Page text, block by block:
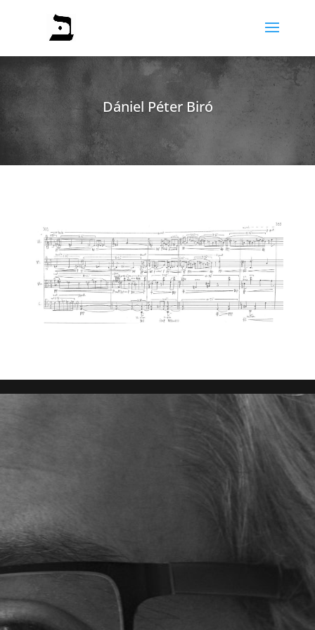
Dániel Péter Biró